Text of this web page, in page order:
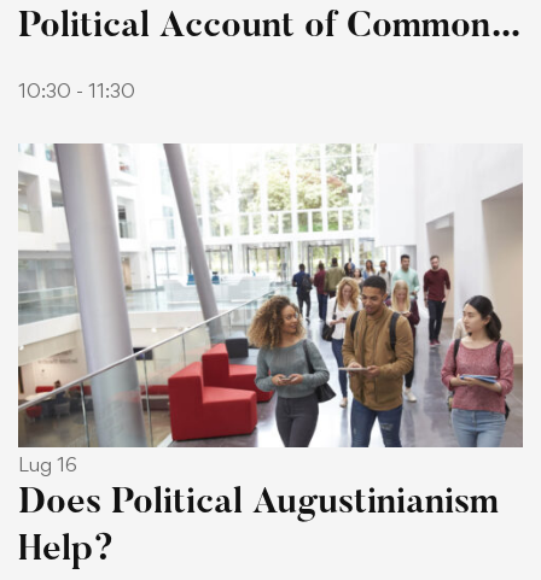
Political Account of Common
Goods
10:30 - 11:30
Lug 16
Does Political Augustinianism
Help?